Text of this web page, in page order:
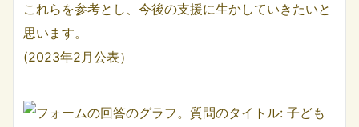
これらを参考とし、今後の支援に生かしていきたいと
思います。
(2023年2月公表）